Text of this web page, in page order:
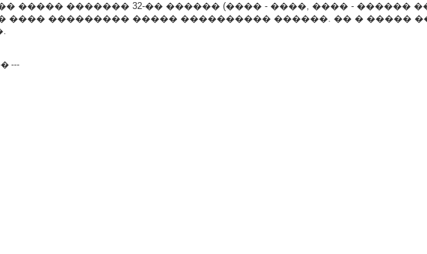
����� ������� 32-�� ������ (���� - ����, ���� - ������
���� ��������� ����� ���������� ������. �� � �����
---